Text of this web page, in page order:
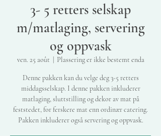
3- 5 retters selskap
m/matlaging, servering
og oppvask
ven. 25 août Plassering er ikke bestemt enda
Denne pakken kan du velge deg 3-5 retters
middagsselskap. I denne pakken inkluderer
matlaging, sluttstilling og dekor av mat på
feststedet, for ferskere mat enn ordinær catering.
Pakken inkluderer også servering og oppvask.